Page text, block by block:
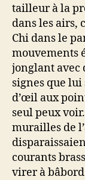
tailleur à la
dans les airs,
Chi dans le
mouvements
jonglant avec
signes que lui
d’œil aux
seul peux
murailles de
courants
virer à